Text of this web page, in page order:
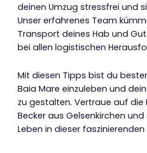
deinen Umzug stressfrei und
Unser erfahrenes Team
Transport deines Hab und
bei allen logistischen
Mit diesen Tipps bist du
Baia Mare einzuleben und
zu gestalten. Vertraue auf die
Becker aus Gelsenkirchen
Leben in dieser